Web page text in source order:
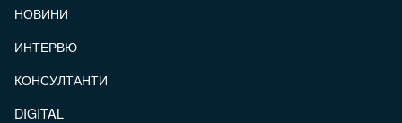
НОВИНИ
ИНТЕРВЮ
КОНСУЛТАНТИ
DIGITAL